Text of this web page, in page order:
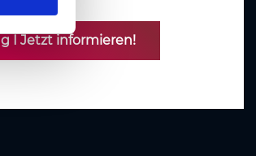
I Jetzt informieren!